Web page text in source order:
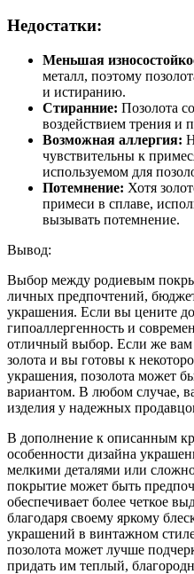
Недостатки:
Меньшая
металл, поэтому
и истиранию.
Стиранние: Позолота
воздействием трения и
Возможная аллергия:
чувствительны к
используемом для
Потемнение: Хотя
примеси в сплаве,
вызывать потемнение.
Вывод:
Выбор между родиевым
личных предпочтений,
украшения. Если вы цените
гипоаллергенность и
отличный выбор. Если же вам
золота и вы готовы к
украшения, позолота может
вариантом. В любом случае,
изделия у надежных
В дополнение к описанным
особенности дизайна
мелкими деталями или
покрытие может быть
обеспечивает более четкое
благодаря своему яркому
украшений в винтажном
позолота может лучше
придать им теплый,